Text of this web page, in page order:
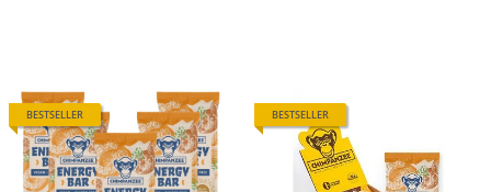
BESTSELLER BESTSELLER